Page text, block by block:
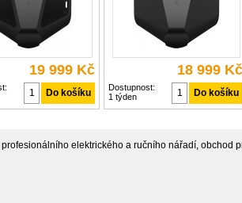
19 999 Kč 18 999 Kč
Dostupnost:
1 týden
elektrického a ručního nářadí, obchod